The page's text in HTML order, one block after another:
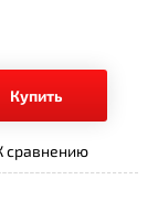
Купить
сравнению